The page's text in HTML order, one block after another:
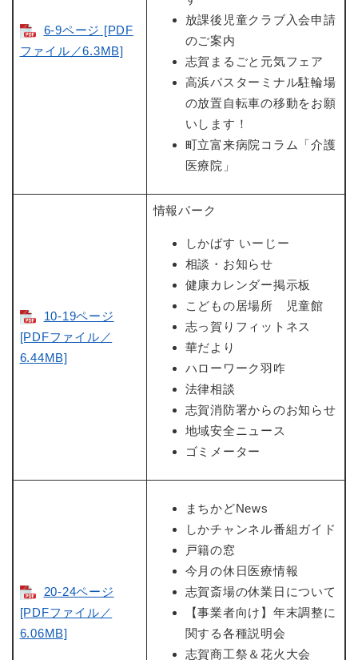
6-9ページ [PDF
ファイル／6.3MB]
放課後児童クラブ入会申請
のご案内
志賀まるごと元気フェア
高浜バスターミナル駐輪場
の放置自転車の移動をお願
いします！
町立富来病院コラム「介護
医療院」
10-19ページ
[PDFファイル／
6.44MB]
情報パーク
しかばす いーじー
相談・お知らせ
健康カレンダー掲示板
こどもの居場所 児童館
志っ賀りフィットネス
華だより
ハローワーク羽咋
法律相談
志賀消防署からのお知らせ
地域安全ニュース
ゴミメーター
20-24ページ
[PDFファイル／
6.06MB]
まちかどNews
しかチャンネル番組ガイド
戸籍の窓
今月の休日医療情報
志賀斎場の休業日について
【事業者向け】年末調整に
関する各種説明会
志賀商工祭＆花火大会